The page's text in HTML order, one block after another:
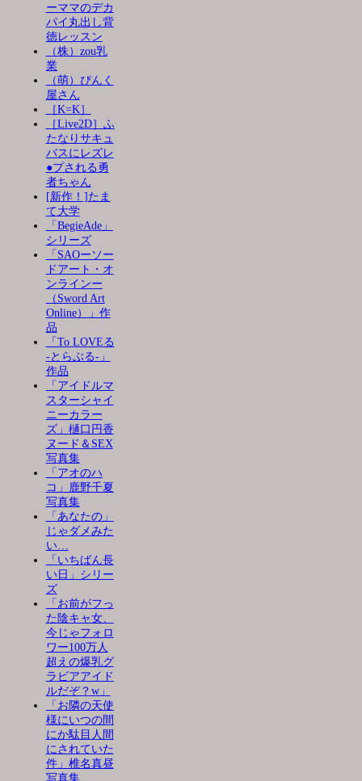
ーママのデカ
パイ丸出し背
徳レッスン
（株）zou乳
業
（萌）ぴんく
屋さん
［K=K］
［Live2D］ふ
たなりサキュ
バスにレズレ
●プされる勇
者ちゃん
[新作！]たま
て大学
「BegieAde」
シリーズ
「SAOーソー
ドアート・オ
ンラインー
（Sword Art
Online）」作
品
「To LOVEる
-とらぶる-」
作品
「アイドルマ
スターシャイ
ニーカラー
ズ」樋口円香
ヌード＆SEX
写真集
「アオのハ
コ」鹿野千夏
写真集
「あなたの」
じゃダメみた
い…
「いちばん長
い日」シリー
ズ
「お前がフっ
た陰キャ女、
今じゃフォロ
ワー100万人
超えの爆乳グ
ラビアアイド
ルだぞ？w」
「お隣の天使
様にいつの間
にか駄目人間
にされていた
件」椎名真昼
写真集